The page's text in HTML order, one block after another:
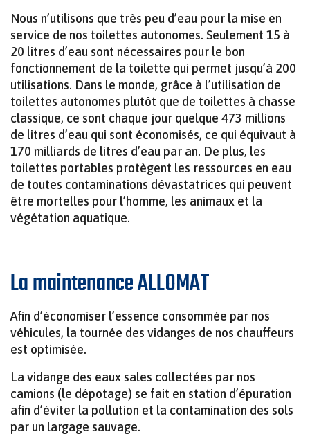
MINIMAT – LE MODULE COMPACT POUR
CHANTIERS URBAINS
Nous n’utilisons que très peu d’eau pour la mise en
service de nos toilettes autonomes. Seulement 15 à
20 litres d’eau sont nécessaires pour le bon
fonctionnement de la toilette qui permet jusqu’à 200
utilisations. Dans le monde, grâce à l’utilisation de
toilettes autonomes plutôt que de toilettes à chasse
classique, ce sont chaque jour quelque 473 millions
de litres d’eau qui sont économisés, ce qui équivaut à
170 milliards de litres d’eau par an. De plus, les
toilettes portables protègent les ressources en eau
de toutes contaminations dévastatrices qui peuvent
être mortelles pour l’homme, les animaux et la
végétation aquatique.
La maintenance ALLOMAT
Afin d’économiser l’essence consommée par nos
véhicules, la tournée des vidanges de nos chauffeurs
est optimisée.
La vidange des eaux sales collectées par nos
camions (le dépotage) se fait en station d’épuration
afin d’éviter la pollution et la contamination des sols
par un largage sauvage.